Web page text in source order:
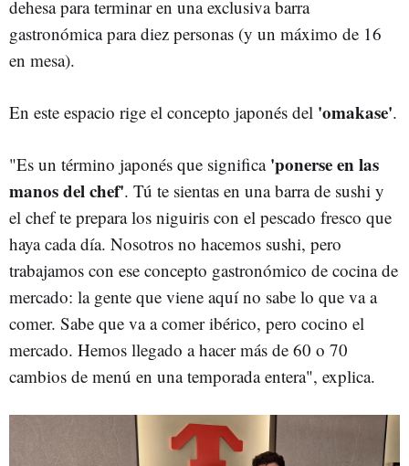
dehesa para terminar en una exclusiva barra
gastronómica para diez personas (y un máximo de 16
en mesa).
En este espacio rige el concepto japonés del 'omakase'.
"Es un término japonés que significa'ponerse en las
manos del chef'. Tú te sientas en una barra de sushi y
el chef te prepara los niguiris con el pescado fresco que
haya cada día. Nosotros no hacemos sushi, pero
trabajamos con ese concepto gastronómico de cocina de
mercado: la gente que viene aquí no sabe lo que va a
comer. Sabe que va a comer ibérico, pero cocino el
mercado. Hemos llegado a hacer más de 60 o 70
cambios de menú en una temporada entera", explica.